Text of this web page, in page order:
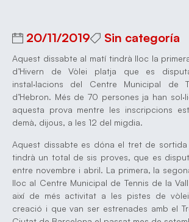
20/11/2019 Sin categoría
Aquest dissabte al matí tindrà lloc la
d’Hivern de Vòlei platja que es
instal·lacions del Centre Municipal de
d’Hebron. Més de 70 persones ja han
aquesta prova mentre les inscripcions
demà, dijous, a les 12 del migdia.
Aquest dissabte es dóna el tret de
tindrà un total de sis proves, que es
entre novembre i abril. La primera, la
lloc al Centre Municipal de Tennis de la
així de més activitat a les pistes de
creació i que van ser estrenades amb el